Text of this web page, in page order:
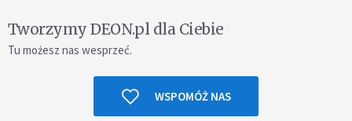
Tworzymy DEON.pl dla Ciebie
Tu możesz nas wesprzeć.
WSPOMÓŻ NAS